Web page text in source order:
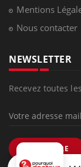
Mentions
Nous contacter
NEWSLETTER
Recevez toutes
S'INSCRIRE